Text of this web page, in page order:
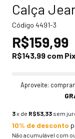
Calça
Código 4491-3
R$159,99
R$143,99 com Pix
Aproveite:
3x de R$53,33 sem
10% de desconto
Não acumulável com